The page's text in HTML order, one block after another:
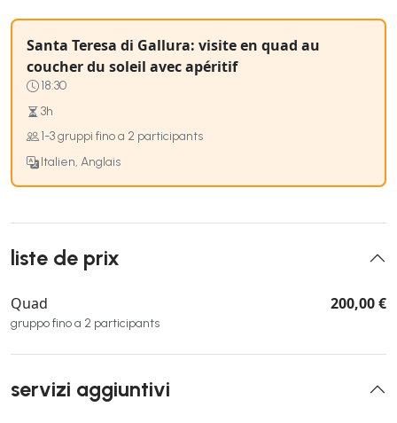
Santa Teresa di Gallura: visite en quad au
coucher du soleil avec apéritif
18:30
3h
1-3 gruppi fino a 2 participants
Italien, Anglais
liste de prix
Quad
gruppo fino a 2 participants
200,00 €
servizi aggiuntivi